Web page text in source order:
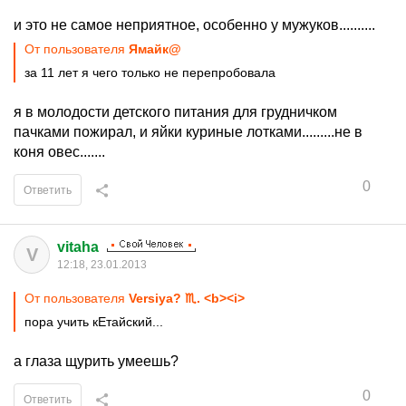
и это не самое неприятное, особенно у мужуков..........
От пользователя Ямайк@
за 11 лет я чего только не перепробовала
я в молодости детского питания для грудничком
пачками пожирал, и яйки куриные лотками.........не в
коня овес.......
0
Ответить
V vitaha
12:18, 23.01.2013
От пользователя Versiya? ♏. <b><i>
пора учить кЕтайский...
а глаза щурить умеешь?
0
Ответить